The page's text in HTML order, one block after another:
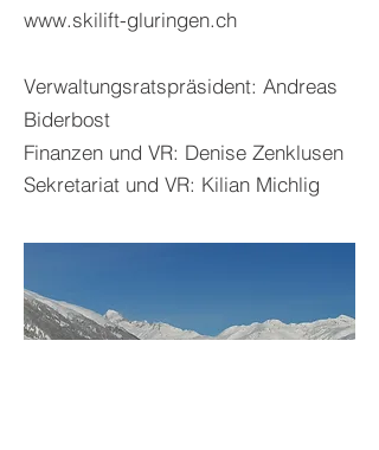
www.skilift-gluringen.ch
Verwaltungsratspräsident: Andreas
Biderbost
Finanzen und VR: Denise Zenklusen
Sekretariat und VR: Kilian Michlig